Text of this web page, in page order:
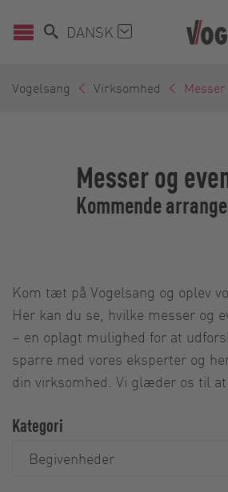
DANSK
Vogelsang Virksomhed
Messer og
Kommende
Kom tæt på Vogelsang og oplev
Her kan du se, hvilke messer og
– en oplagt mulighed for at
sparre med vores eksperter og
din virksomhed. Vi glæder os til
Kategori
Begivenheder